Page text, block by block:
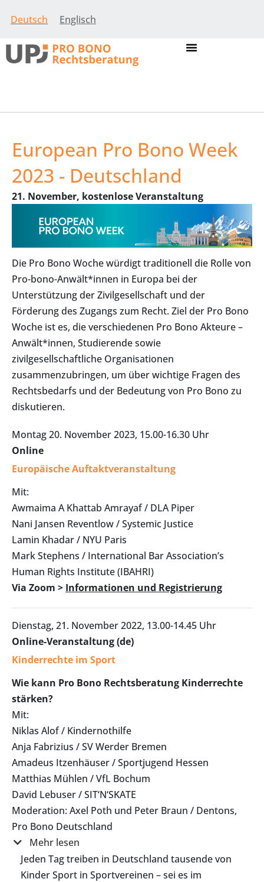
Deutsch Englisch
European Pro Bono Week
2023 - Deutschland
21. November, kostenlose Veranstaltung
Die Pro Bono Woche würdigt traditionell die Rolle von
Pro-bono-Anwält*innen in Europa bei der
Unterstützung der Zivilgesellschaft und der
Förderung des Zugangs zum Recht. Ziel der Pro Bono
Woche ist es, die verschiedenen Pro Bono Akteure –
Anwält*innen, Studierende sowie
zivilgesellschaftliche Organisationen
zusammenzubringen, um über wichtige Fragen des
Rechtsbedarfs und der Bedeutung von Pro Bono zu
diskutieren.
Montag 20. November 2023, 15.00-16.30 Uhr
Online
Europäische Auftaktveranstaltung
Mit:
Awmaima A Khattab Amrayaf / DLA Piper
Nani Jansen Reventlow / Systemic Justice
Lamin Khadar / NYU Paris
Mark Stephens / International Bar Association’s
Human Rights Institute (IBAHRI)
Via Zoom > Informationen und Registrierung
Dienstag, 21. November 2022, 13.00-14.45 Uhr
Online-Veranstaltung (de)
Kinderrechte im Sport
Wie kann Pro Bono Rechtsberatung Kinderrechte
stärken?
Mit:
Niklas Alof / Kindernothilfe
Anja Fabrizius / SV Werder Bremen
Amadeus Itzenhäuser / Sportjugend Hessen
Matthias Mühlen / VfL Bochum
David Lebuser / SIT‘N‘SKATE
Moderation: Axel Poth und Peter Braun / Dentons,
Pro Bono Deutschland
Mehr lesen
Jeden Tag treiben in Deutschland tausende von
Kinder Sport in Sportvereinen – sei es im